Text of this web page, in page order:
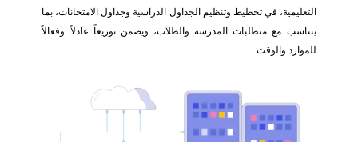
التعليمية، في تخطيط وتنظيم الجداول الدراسية وجداول الامتحانات، بما
يتناسب مع متطلبات المدرسة والطلاب، ويضمن توزيعاً عادلاً وفعالاً
للموارد والوقت.